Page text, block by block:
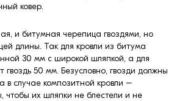
ковер.
и битумная черепица гвоздями, но
длины. Так для кровли из битума
30 мм с широкой шляпкой, а для
гвоздь 50 мм. Безусловно, гвозди должны
в случае композитной кровли –
чтобы их шляпки не блестели и не